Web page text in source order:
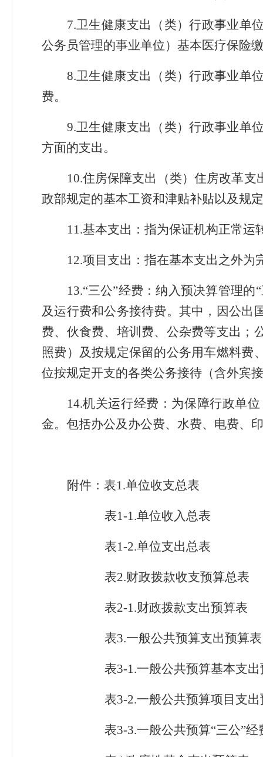
7.卫生健康支出（类）行政事业单
公务员管理的事业单位）基本医疗保险
8.卫生健康支出（类）行政事业单
费。
9.卫生健康支出（类）行政事业单
方面的支出。
10.住房保障支出（类）住房改革支
政部规定的基本工资和津贴补贴以及规
11.基本支出：指为保证机构正常运
12.项目支出：指在基本支出之外为
13.“三公”经费：纳入预决算管理
及运行费和公务接待费。其中，因公出
费、伙食费、培训费、公杂费等支出；
照费）及按规定保留的公务用车燃料费
位按规定开支的各类公务接待（含外宾
14.机关运行经费：为保障行政单
金。包括办公及办公费、水费、电费、
附件：表1.单位收支总表
表1-1.单位收入总表
表1-2.单位支出总表
表2.财政拨款收支预算总表
表2-1.财政拨款支出预算表
表3.一般公共预算支出预算表
表3-1.一般公共预算基本支
表3-2.一般公共预算项目支
表3-3.一般公共预算“三公”